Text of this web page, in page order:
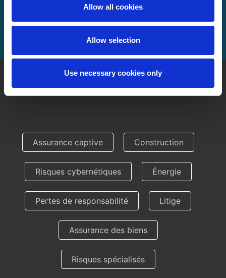
Allow all cookies
Allow selection
Use necessary cookies only
EN SAVOIR PLUS ENGAGEZ-NOUS
Assurance captive Construction
Risques cybernétiques Énergie
Pertes de responsabilité Litige
Assurance des biens
Risques spécialisés